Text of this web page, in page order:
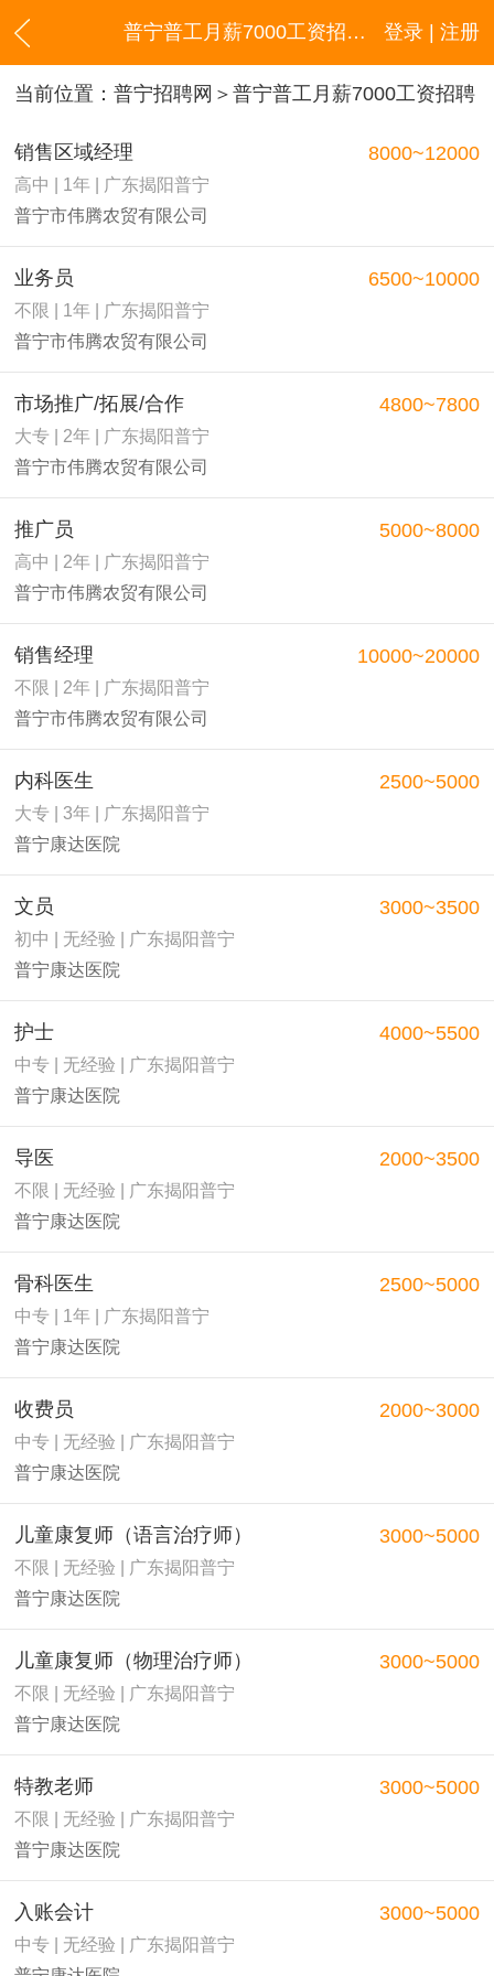
登录 | 注册
普宁普工月薪7000工资招聘信息
当前位置： 普宁招聘网 ＞普宁普工月薪7000工资招聘
销售区域经理
高中 | 1年 | 广东揭阳普宁
普宁市伟腾农贸有限公司
8000~12000
业务员
不限 | 1年 | 广东揭阳普宁
普宁市伟腾农贸有限公司
6500~10000
市场推广/拓展/合作
大专 | 2年 | 广东揭阳普宁
普宁市伟腾农贸有限公司
4800~7800
推广员
高中 | 2年 | 广东揭阳普宁
普宁市伟腾农贸有限公司
5000~8000
销售经理
不限 | 2年 | 广东揭阳普宁
普宁市伟腾农贸有限公司
10000~20000
内科医生
大专 | 3年 | 广东揭阳普宁
普宁康达医院
2500~5000
文员
初中 | 无经验 | 广东揭阳普宁
普宁康达医院
3000~3500
护士
中专 | 无经验 | 广东揭阳普宁
普宁康达医院
4000~5500
导医
不限 | 无经验 | 广东揭阳普宁
普宁康达医院
2000~3500
骨科医生
中专 | 1年 | 广东揭阳普宁
普宁康达医院
2500~5000
收费员
中专 | 无经验 | 广东揭阳普宁
普宁康达医院
2000~3000
儿童康复师（语言治疗师）
不限 | 无经验 | 广东揭阳普宁
普宁康达医院
3000~5000
儿童康复师（物理治疗师）
不限 | 无经验 | 广东揭阳普宁
普宁康达医院
3000~5000
特教老师
不限 | 无经验 | 广东揭阳普宁
普宁康达医院
3000~5000
入账会计
中专 | 无经验 | 广东揭阳普宁
3000~5000